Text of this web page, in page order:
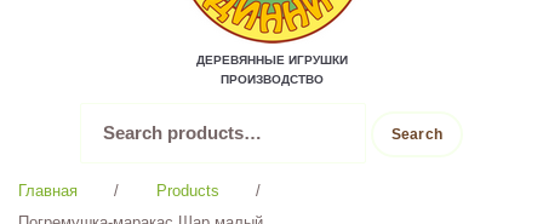
ДЕРЕВЯННЫЕ ИГРУШКИ
ПРОИЗВОДСТВО
for:
Search
Главная / Products
/